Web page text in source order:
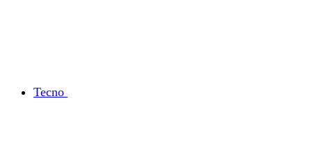
Tecno